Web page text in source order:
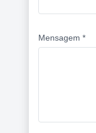
Mensagem *